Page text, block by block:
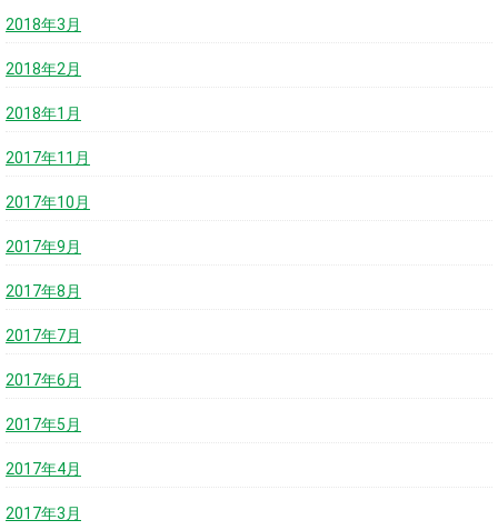
2018年3月
2018年2月
2018年1月
2017年11月
2017年10月
2017年9月
2017年8月
2017年7月
2017年6月
2017年5月
2017年4月
2017年3月